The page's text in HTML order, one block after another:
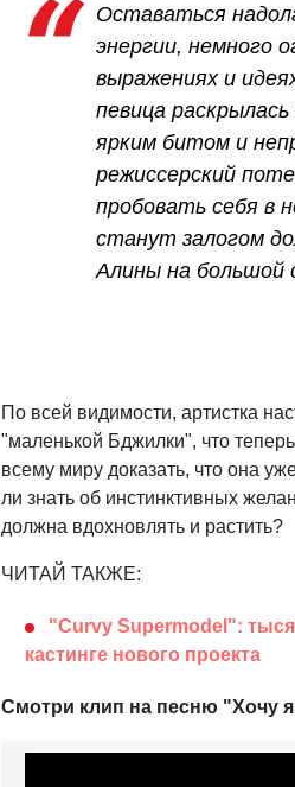
Оставаться
энергии, немного
выражениях и
певица
ярким битом и
режиссерский
пробовать себя в
станут залогом
Алины на большой
По всей видимости, артистка
"маленькой Бджилки", что
всему миру доказать, что она
ли знать об инстинктивных
должна вдохновлять и растить?
ЧИТАЙ ТАКЖЕ:
"Curvy Supermodel":
кастинге нового проекта
Смотри клип на песню "Хочу